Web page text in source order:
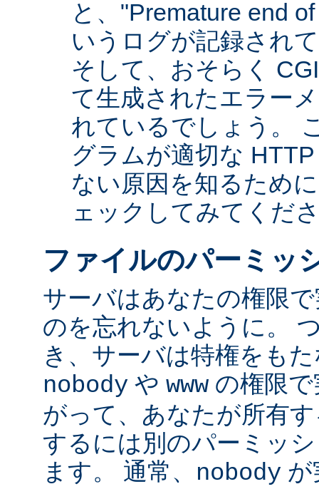
と、"Premature end
いうログが記録され
そして、おそらく
て生成されたエラー
れているでしょう。
グラムが適切な
ない原因を知るため
ェックしてみてくだ
ファイルのパーミッ
サーバはあなたの権限
のを忘れないように。
き、サーバは特権をも
nobody や www の権限
がって、あなたが所有
するには別のパーミッ
ます。 通常、 nobody が